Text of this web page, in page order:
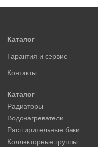
Каталог
Гарантия и сервис
Контакты
Каталог
Радиаторы
Водонагреватели
Расширительные баки
Коллекторные группы